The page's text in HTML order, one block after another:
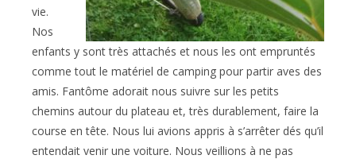
vie.
Nos
enfants y sont très attachés et nous les ont empruntés
comme tout le matériel de camping pour partir aves des
amis. Fantôme adorait nous suivre sur les petits
chemins autour du plateau et, très durablement, faire la
course en tête. Nous lui avions appris à s’arrêter dés qu’il
entendait venir une voiture. Nous veillions à ne pas